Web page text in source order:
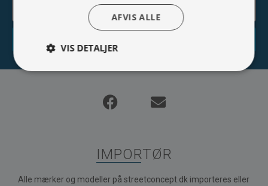
IMPORTØR
Alle mærker og modeller på streetconcept.dk importeres eller
AFVIS ALLE
VIS DETALJER